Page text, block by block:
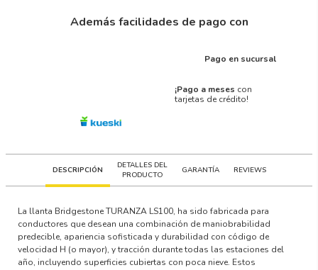
Además facilidades de pago con
Pago en sucursal
¡Pago a meses con
tarjetas de crédito!
DESCRIPCIÓN
DETALLES DEL
PRODUCTO
GARANTÍA REVIEWS
La llanta Bridgestone TURANZA LS100, ha sido fabricada para
conductores que desean una combinación de maniobrabilidad
predecible, apariencia sofisticada y durabilidad con código de
velocidad H (o mayor), y tracción durante todas las estaciones del
año, incluyendo superficies cubiertas con poca nieve. Estos